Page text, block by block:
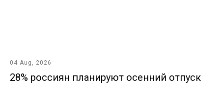
04 Aug, 2026
28% россиян планируют осенний отпуск